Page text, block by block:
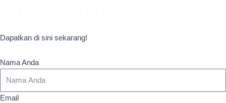
Dapatkan di sini sekarang!
Nama Anda
Email